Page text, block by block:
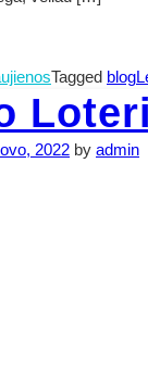
Tagged blog
2022 by admin